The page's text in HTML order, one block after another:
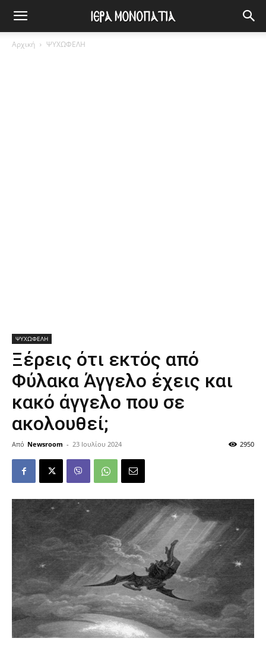
Αρχική ΨΥΧΩΦΕΛΗ
ΨΥΧΩΦΕΛΗ
Ξέρεις ότι εκτός από
Φύλακα Άγγελο έχεις και
κακό άγγελο που σε
ακολουθεί;
Από Newsroom - 23 Ιουλίου 2024 2950